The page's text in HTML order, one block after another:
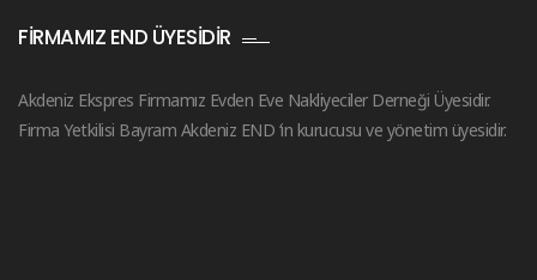
FIRMAMIZ END ÜYESIDIR
Akdeniz Ekspres Firmamız Evden Eve Nakliyeciler Derneği Üyesidir.
Firma Yetkilisi Bayram Akdeniz END ‘in kurucusu ve yönetim üyesidir.